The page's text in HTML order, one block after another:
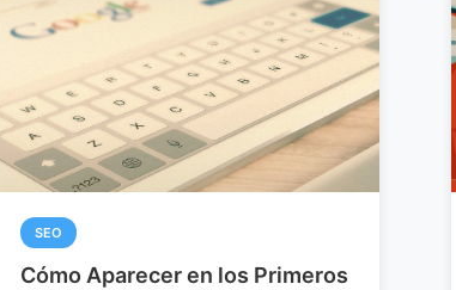
SEO
Los 5 Mejores Prompts para